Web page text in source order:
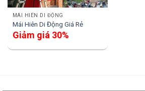
MÁI HIÊN DI ĐỘNG
Mái Hiên Di Động Giá Rẻ
Giảm giá 30%